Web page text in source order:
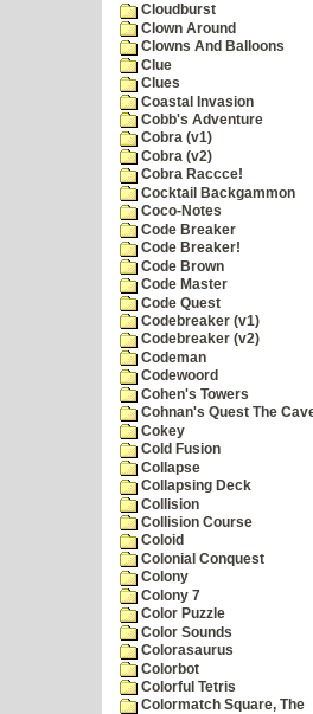
Cloudburst
Clown Around
Clowns And Balloons
Clue
Clues
Coastal Invasion
Cobb's Adventure
Cobra (v1)
Cobra (v2)
Cobra Raccce!
Cocktail Backgammon
Coco-Notes
Code Breaker
Code Breaker!
Code Brown
Code Master
Code Quest
Codebreaker (v1)
Codebreaker (v2)
Codeman
Codewoord
Cohen's Towers
Cohnan's Quest The
Cokey
Cold Fusion
Collapse
Collapsing Deck
Collision
Collision Course
Coloid
Colonial Conquest
Colony
Colony 7
Color Puzzle
Color Sounds
Colorasaurus
Colorbot
Colorful Tetris
Colormatch Square, The